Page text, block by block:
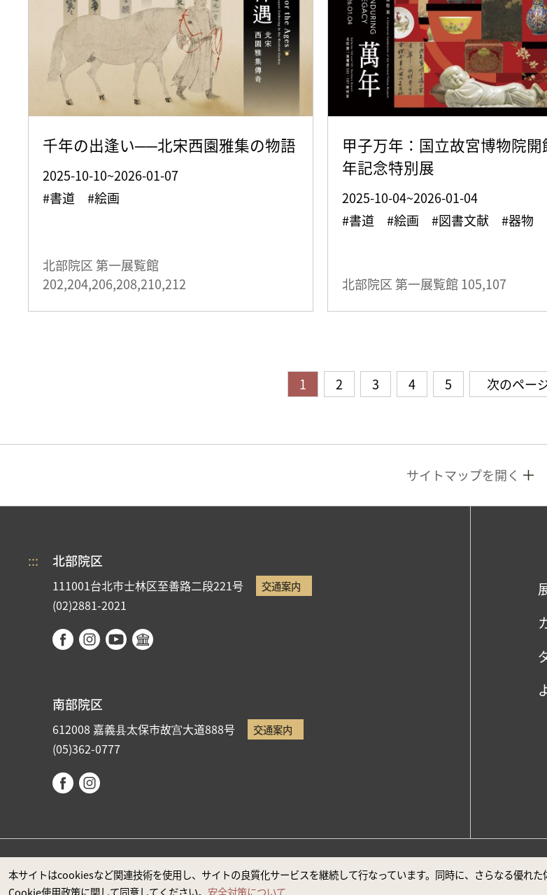
本サイトはcookiesなど関連技術を使用し、サイトの良質化サービスを継続して行なっています。同時に、さらなる優れ
Cookie使用政策に関して同意してください。 安全対策について
千年の出逢い──北宋西園雅集の物語
2025-10-10~2026-01-07
#書道 #絵画
北部院区 第一展覧館
202,204,206,208,210,212
甲子万年：国立故宮博物院開
年記念特別展
2025-10-04~2026-01-04
#書道 #絵画 #図書文献 #器物
北部院区 第一展覧館 105,107
1
2 3 4 5 次のペー
サイトマップを開く
::: 北部院区
111001台北市士林区至善路二段221号 交通案内
(02)2881-2021
南部院区
612008 嘉義县太保市故宫大道888号 交通案内
(05)362-0777
国立故宮博物院著作権所有 本サイトはMicrosoft Edge、Google Chrome最新バージョンでの閲覧を